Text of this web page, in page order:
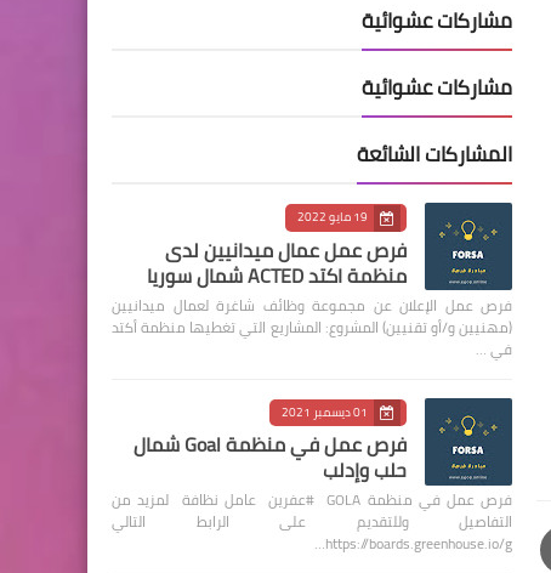
مشاركات عشوائية
مشاركات عشوائية
المشاركات الشائعة
19 مايو 2022
فرص عمل عمال ميدانيين لدى
منظمة اكتد ACTED شمال سوريا
فرص عمل الإعلان عن مجموعة وظائف شاغرة لعمال ميدانيين
(مهنيين و/أو تقنيين) المشروع: المشاريع التي تغطيها منظمة أكتد
في …
01 ديسمبر 2021
فرص عمل في منظمة Goal شمال
حلب وإدلب
فرص عمل في منظمة GOLA #عفرين عامل نظافة لمزيد من
التفاصيل وللتقديم على الرابط التالي
https://boards.greenhouse.io/g…